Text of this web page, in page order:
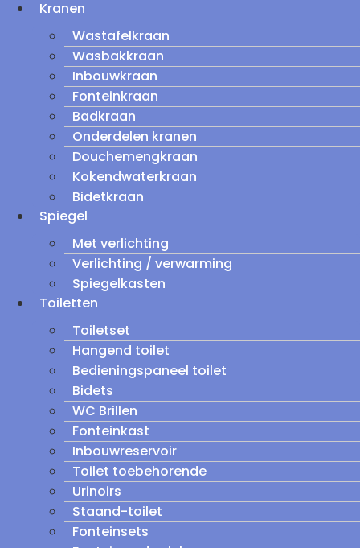
Kranen
Wastafelkraan
Wasbakkraan
Inbouwkraan
Fonteinkraan
Badkraan
Onderdelen kranen
Douchemengkraan
Kokendwaterkraan
Bidetkraan
Spiegel
Met verlichting
Verlichting / verwarming
Spiegelkasten
Toiletten
Toiletset
Hangend toilet
Bedieningspaneel toilet
Bidets
WC Brillen
Fonteinkast
Inbouwreservoir
Toilet toebehorende
Urinoirs
Staand-toilet
Fonteinsets